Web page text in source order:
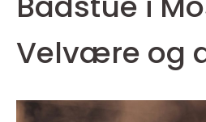
Velvære og